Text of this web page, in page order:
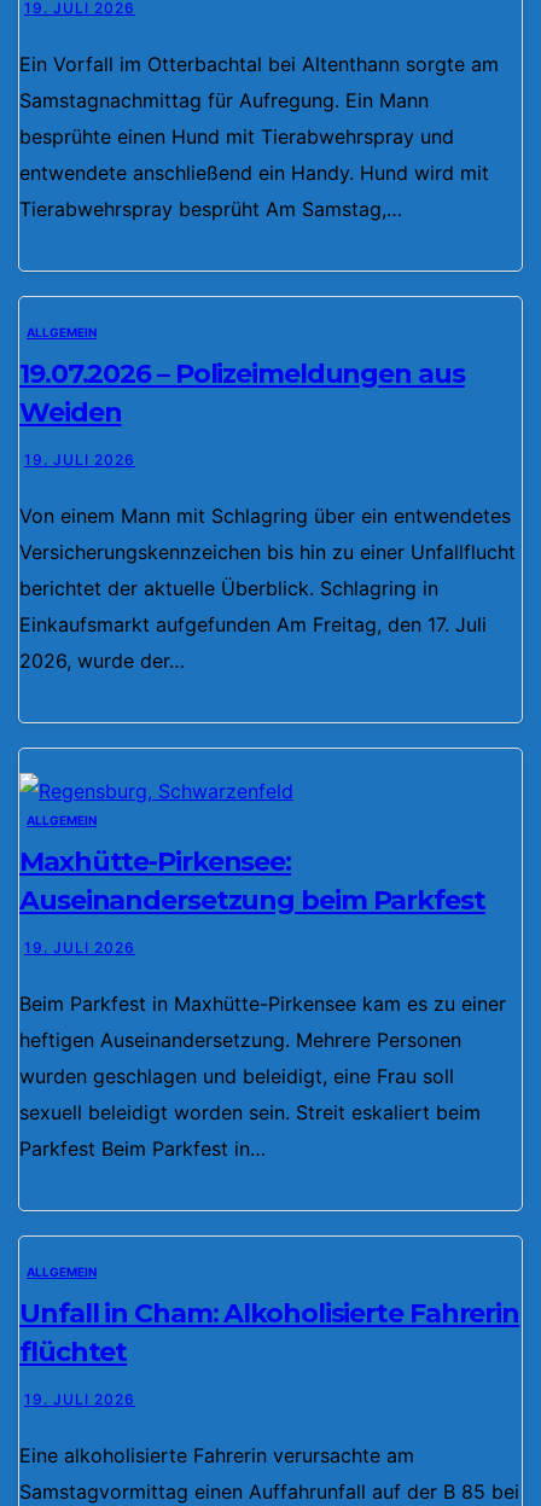
19. JULI 2026
Ein Vorfall im Otterbachtal bei Altenthann sorgte am
Samstagnachmittag für Aufregung. Ein Mann
besprühte einen Hund mit Tierabwehrspray und
entwendete anschließend ein Handy. Hund wird mit
Tierabwehrspray besprüht Am Samstag,…
ALLGEMEIN
19.07.2026 – Polizeimeldungen aus
Weiden
19. JULI 2026
Von einem Mann mit Schlagring über ein entwendetes
Versicherungskennzeichen bis hin zu einer Unfallflucht
berichtet der aktuelle Überblick. Schlagring in
Einkaufsmarkt aufgefunden Am Freitag, den 17. Juli
2026, wurde der…
ALLGEMEIN
Maxhütte-Pirkensee:
Auseinandersetzung beim Parkfest
19. JULI 2026
Beim Parkfest in Maxhütte-Pirkensee kam es zu einer
heftigen Auseinandersetzung. Mehrere Personen
wurden geschlagen und beleidigt, eine Frau soll
sexuell beleidigt worden sein. Streit eskaliert beim
Parkfest Beim Parkfest in…
ALLGEMEIN
Unfall in Cham: Alkoholisierte Fahrerin
flüchtet
19. JULI 2026
Eine alkoholisierte Fahrerin verursachte am
Samstagvormittag einen Auffahrunfall auf der B 85 bei